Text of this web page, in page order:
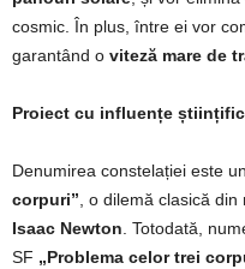
cosmic. În plus, între ei vor
garantând o viteză mare de
Proiect cu influențe
Denumirea constelației este
corpuri” , o dilemă clasică
Isaac Newton . Totodată,
SF „Problema celor trei